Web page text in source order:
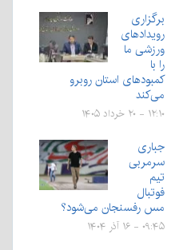
برگزاری
رویدادهای
ورزشی ما
را با
کمبودهای استان روبرو
می‌کند
۱۲:۱۰ - ۲۰ خرداد ۱۴۰۵
جباری
سرمربی
تیم
فوتبال
مس رفسنجان می‌شود؟
۰۹:۴۵ - ۱۶ آذر ۱۴۰۴